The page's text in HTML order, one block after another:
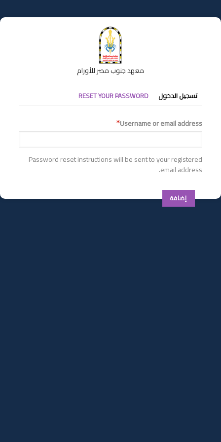
إلى
المحتوى
معهد جنوب مصر للأورام
التبويبات
الأساسية
تسجيل الدخول RESET YOUR PASSWORD
Username or email address
Password reset instructions will be sent to your registered
email address.